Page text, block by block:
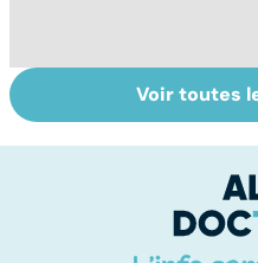
Ostéoporose :
préserver le
Voir toutes